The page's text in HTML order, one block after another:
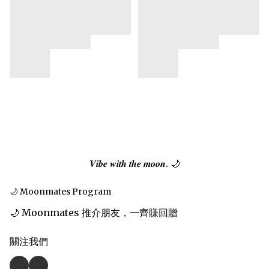
𝑽𝒊𝒃𝒆 𝒘𝒊𝒕𝒉 𝒕𝒉𝒆 𝒎𝒐𝒐𝒏. 🌙
🌙 Moonmates Program
🌙 Moonmates 推介朋友，一齊賺回贈
關注我們